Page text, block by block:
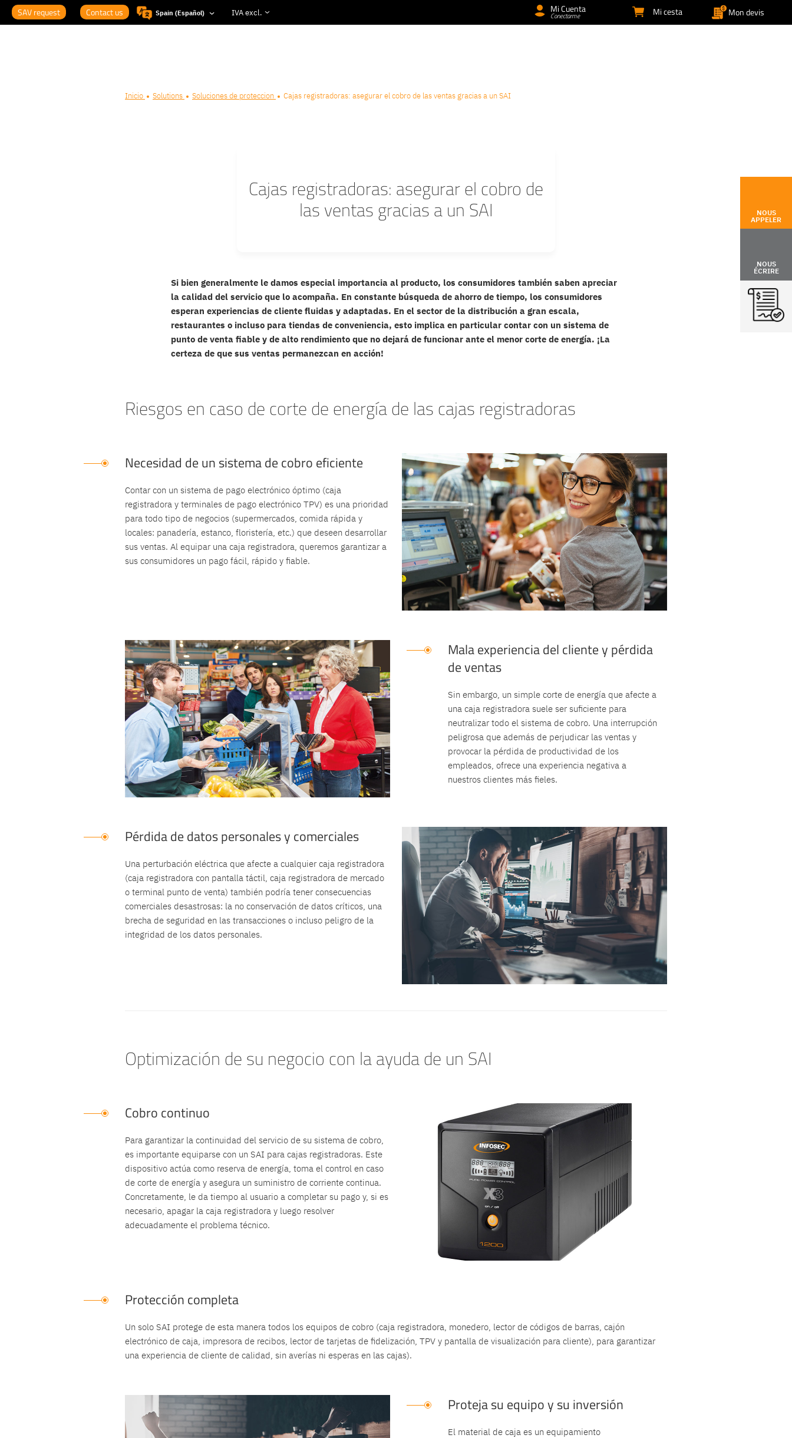
Mi cesta Mon devis
Mi Cuenta
Conectarme
SAV request Contact us Spain (Español)
NOUS
APPELER
NOUS
ÉCRIRE
Inicio Solutions Soluciones de proteccion Cajas registradoras: asegurar el cobro de las ventas gracias a un SAI
Cajas registradoras: asegurar el cobro de
las ventas gracias a un SAI
Si bien generalmente le damos especial importancia al producto, los consumidores también saben apreciar
la calidad del servicio que lo acompaña. En constante búsqueda de ahorro de tiempo, los consumidores
esperan experiencias de cliente fluidas y adaptadas. En el sector de la distribución a gran escala,
restaurantes o incluso para tiendas de conveniencia, esto implica en particular contar con un sistema de
punto de venta fiable y de alto rendimiento que no dejará de funcionar ante el menor corte de energía. ¡La
certeza de que sus ventas permanezcan en acción!
Riesgos en caso de corte de energía de las cajas registradoras
Necesidad de un sistema de cobro eficiente
Contar con un sistema de pago electrónico óptimo (caja
registradora y terminales de pago electrónico TPV) es una prioridad
para todo tipo de negocios (supermercados, comida rápida y
locales: panadería, estanco, floristería, etc.) que deseen desarrollar
sus ventas. Al equipar una caja registradora, queremos garantizar a
sus consumidores un pago fácil, rápido y fiable.
Mala experiencia del cliente y pérdida
de ventas
Sin embargo, un simple corte de energía que afecte a
una caja registradora suele ser suficiente para
neutralizar todo el sistema de cobro. Una interrupción
peligrosa que además de perjudicar las ventas y
provocar la pérdida de productividad de los
empleados, ofrece una experiencia negativa a
nuestros clientes más fieles.
Pérdida de datos personales y comerciales
Una perturbación eléctrica que afecte a cualquier caja registradora
(caja registradora con pantalla táctil, caja registradora de mercado
o terminal punto de venta) también podría tener consecuencias
comerciales desastrosas: la no conservación de datos críticos, una
brecha de seguridad en las transacciones o incluso peligro de la
integridad de los datos personales.
Optimización de su negocio con la ayuda de un SAI
Cobro continuo
Para garantizar la continuidad del servicio de su sistema de cobro,
es importante equiparse con un SAI para cajas registradoras. Este
dispositivo actúa como reserva de energía, toma el control en caso
de corte de energía y asegura un suministro de corriente continua.
Concretamente, le da tiempo al usuario a completar su pago y, si es
necesario, apagar la caja registradora y luego resolver
adecuadamente el problema técnico.
Protección completa
Un solo SAI protege de esta manera todos los equipos de cobro (caja registradora, monedero, lector de códigos de barras, cajón
electrónico de caja, impresora de recibos, lector de tarjetas de fidelización, TPV y pantalla de visualización para cliente), para garantizar
una experiencia de cliente de calidad, sin averías ni esperas en las cajas).
Proteja su equipo y su inversión
El material de caja es un equipamiento